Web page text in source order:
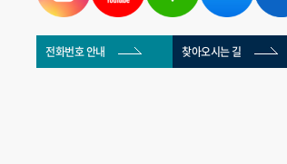
전화번호 안내 찾아오시는 길